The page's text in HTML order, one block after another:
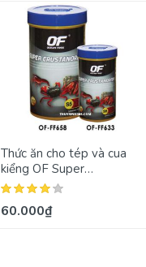
Thức ăn cho tép và cua
kiểng OF Super
Crustanorish
60.000₫